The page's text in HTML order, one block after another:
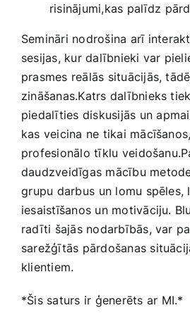
risinājumi,kas ‍palīdz⁣
Semināri nodrošina⁣ arī
sesijas, kur‌ dalībnieki var
prasmes reālās situācijās,
zināšanas.Katrs dalībnieks
piedalīties diskusijās ⁢un
kas veicina ​ne tikai
profesionālo tīklu
daudzveidīgas mācību
⁢grupu darbus ⁣un lomu spēles,
iesaistīšanos un motivāciju.
radīti​ šajās nodarbībās, var
sarežģītās pārdošanas
klientiem.
*Šis saturs ir‍ ģenerēts ar ⁤MI.*